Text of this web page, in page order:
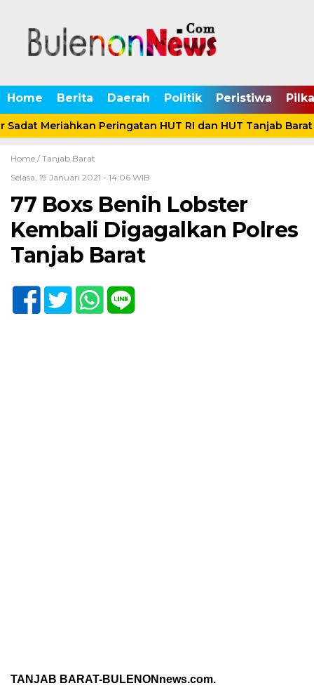
Home Berita Daerah Politik Peristiwa
Meriahkan Peringatan HUT RI dan HUT Tanjab
Home / Tanjab Barat
Selasa, 19 Januari 2021 - 14:06 WIB
77 Boxs Benih Lobster
Kembali Digagalkan Polres
Tanjab Barat
TANJAB BARAT-BULENONnews.com.